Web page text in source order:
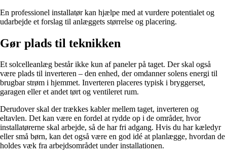
En professionel installatør kan hjælpe med at vurdere potentialet og
udarbejde et forslag til anlæggets størrelse og placering.
Gør plads til teknikken
Et solcelleanlæg består ikke kun af paneler på taget. Der skal også
være plads til inverteren – den enhed, der omdanner solens energi til
brugbar strøm i hjemmet. Inverteren placeres typisk i bryggerset,
garagen eller et andet tørt og ventileret rum.
Derudover skal der trækkes kabler mellem taget, inverteren og
eltavlen. Det kan være en fordel at rydde op i de områder, hvor
installatørerne skal arbejde, så de har fri adgang. Hvis du har kæledyr
eller små børn, kan det også være en god idé at planlægge, hvordan de
holdes væk fra arbejdsområdet under installationen.